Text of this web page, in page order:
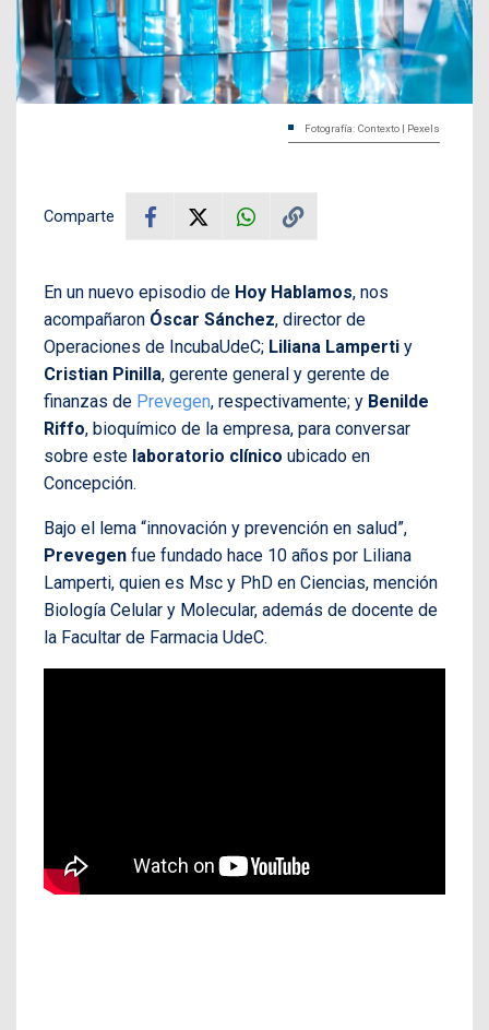
Fotografía: Contexto | Pexels
Comparte
En un nuevo episodio de Hoy Hablamos, nos
acompañaron Óscar Sánchez, director de
Operaciones de IncubaUdeC; Liliana Lamperti y
Cristian Pinilla, gerente general y gerente de
finanzas de Prevegen, respectivamente; y Benilde
Riffo, bioquímico de la empresa, para conversar
sobre este laboratorio clínico ubicado en
Concepción.
Bajo el lema “innovación y prevención en salud”,
Prevegen fue fundado hace 10 años por Liliana
Lamperti, quien es Msc y PhD en Ciencias, mención
Biología Celular y Molecular, además de docente de
la Facultar de Farmacia UdeC.